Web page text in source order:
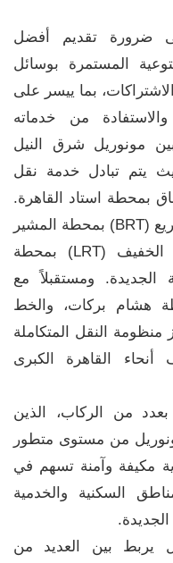
ضرورة تقديم أفضل
المستمرة بوسائل
بما ييسر على
من خدماته
مونوريل شرق النيل
يتم تبادل خدمة نقل
بمحطة استاد القاهرة.
ومع مشروع الأتوبيس الترددي السريع (BRT) بمحطة المشير
طنطاوي. ومع القطار الكهربائي الخفيف (LRT) بمحطة
الجديدة. ومستقبلاً مع
هشام بركات، والخط
النقل المتكاملة
القاهرة الكبرى
من الركاب، الذين
من مستوى متطور
مكيفة وآمنة تسهم في
السكنية والخدمية
يربط بين العديد من